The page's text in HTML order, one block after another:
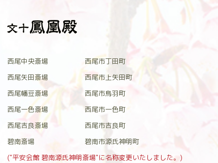
西尾中央斎場
西尾市丁田町
西尾矢田斎場
西尾市上矢田町
西尾幡豆斎場
西尾市鳥羽町
西尾一色斎場
西尾市一色町
西尾吉良斎場
西尾市吉良町
碧南斎場
碧南市源氏神明町
("平安会館 碧南源氏神明斎場"に名称変更いたしました。)